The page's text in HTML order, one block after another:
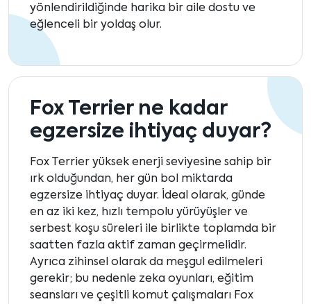
yönlendirildiğinde harika bir aile dostu ve
eğlenceli bir yoldaş olur.
Fox Terrier ne kadar
egzersize ihtiyaç duyar?
Fox Terrier yüksek enerji seviyesine sahip bir
ırk olduğundan, her gün bol miktarda
egzersize ihtiyaç duyar. İdeal olarak, günde
en az iki kez, hızlı tempolu yürüyüşler ve
serbest koşu süreleri ile birlikte toplamda bir
saatten fazla aktif zaman geçirmelidir.
Ayrıca zihinsel olarak da meşgul edilmeleri
gerekir; bu nedenle zeka oyunları, eğitim
seansları ve çeşitli komut çalışmaları Fox